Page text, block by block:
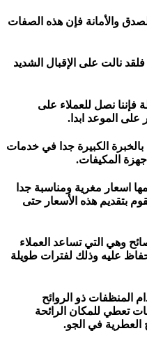
والأمانة فإن هذه الصفات
نالت على الإقبال الشديد
فإننا نصل للعملاء على
على الموعد ابدا.
الكبيرة جدا في خدمات
المكيفات.
اسعار مغرية ومناسبة جدا
بتقديم هذه الأسعار حتى
وهي التي تساعد العملاء
عليه وذلك لفترات طويلة
المنظفات ذو الروائح
تعطي للمكان الرائحة
العطرية في الجو.